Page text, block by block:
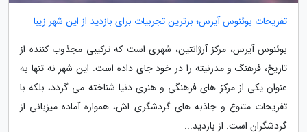
تفریحات بوئنوس آیرس؛ برترین تجربیات برای بازدید از این شهر زیبا
بوئنوس آیرس، مرکز آرژانتین، شهری است که ترکیبی مجذوب کننده از
تاریخ، فرهنگ و مدرنیته را در خود جای داده است. این شهر نه تنها به
عنوان یکی از مرکز های فرهنگی و هنری دنیا شناخته می گردد، بلکه با
تفریحات متنوع و جاذبه های گردشگری اش، همواره آماده میزبانی از
گردشگران است. از بازدید...